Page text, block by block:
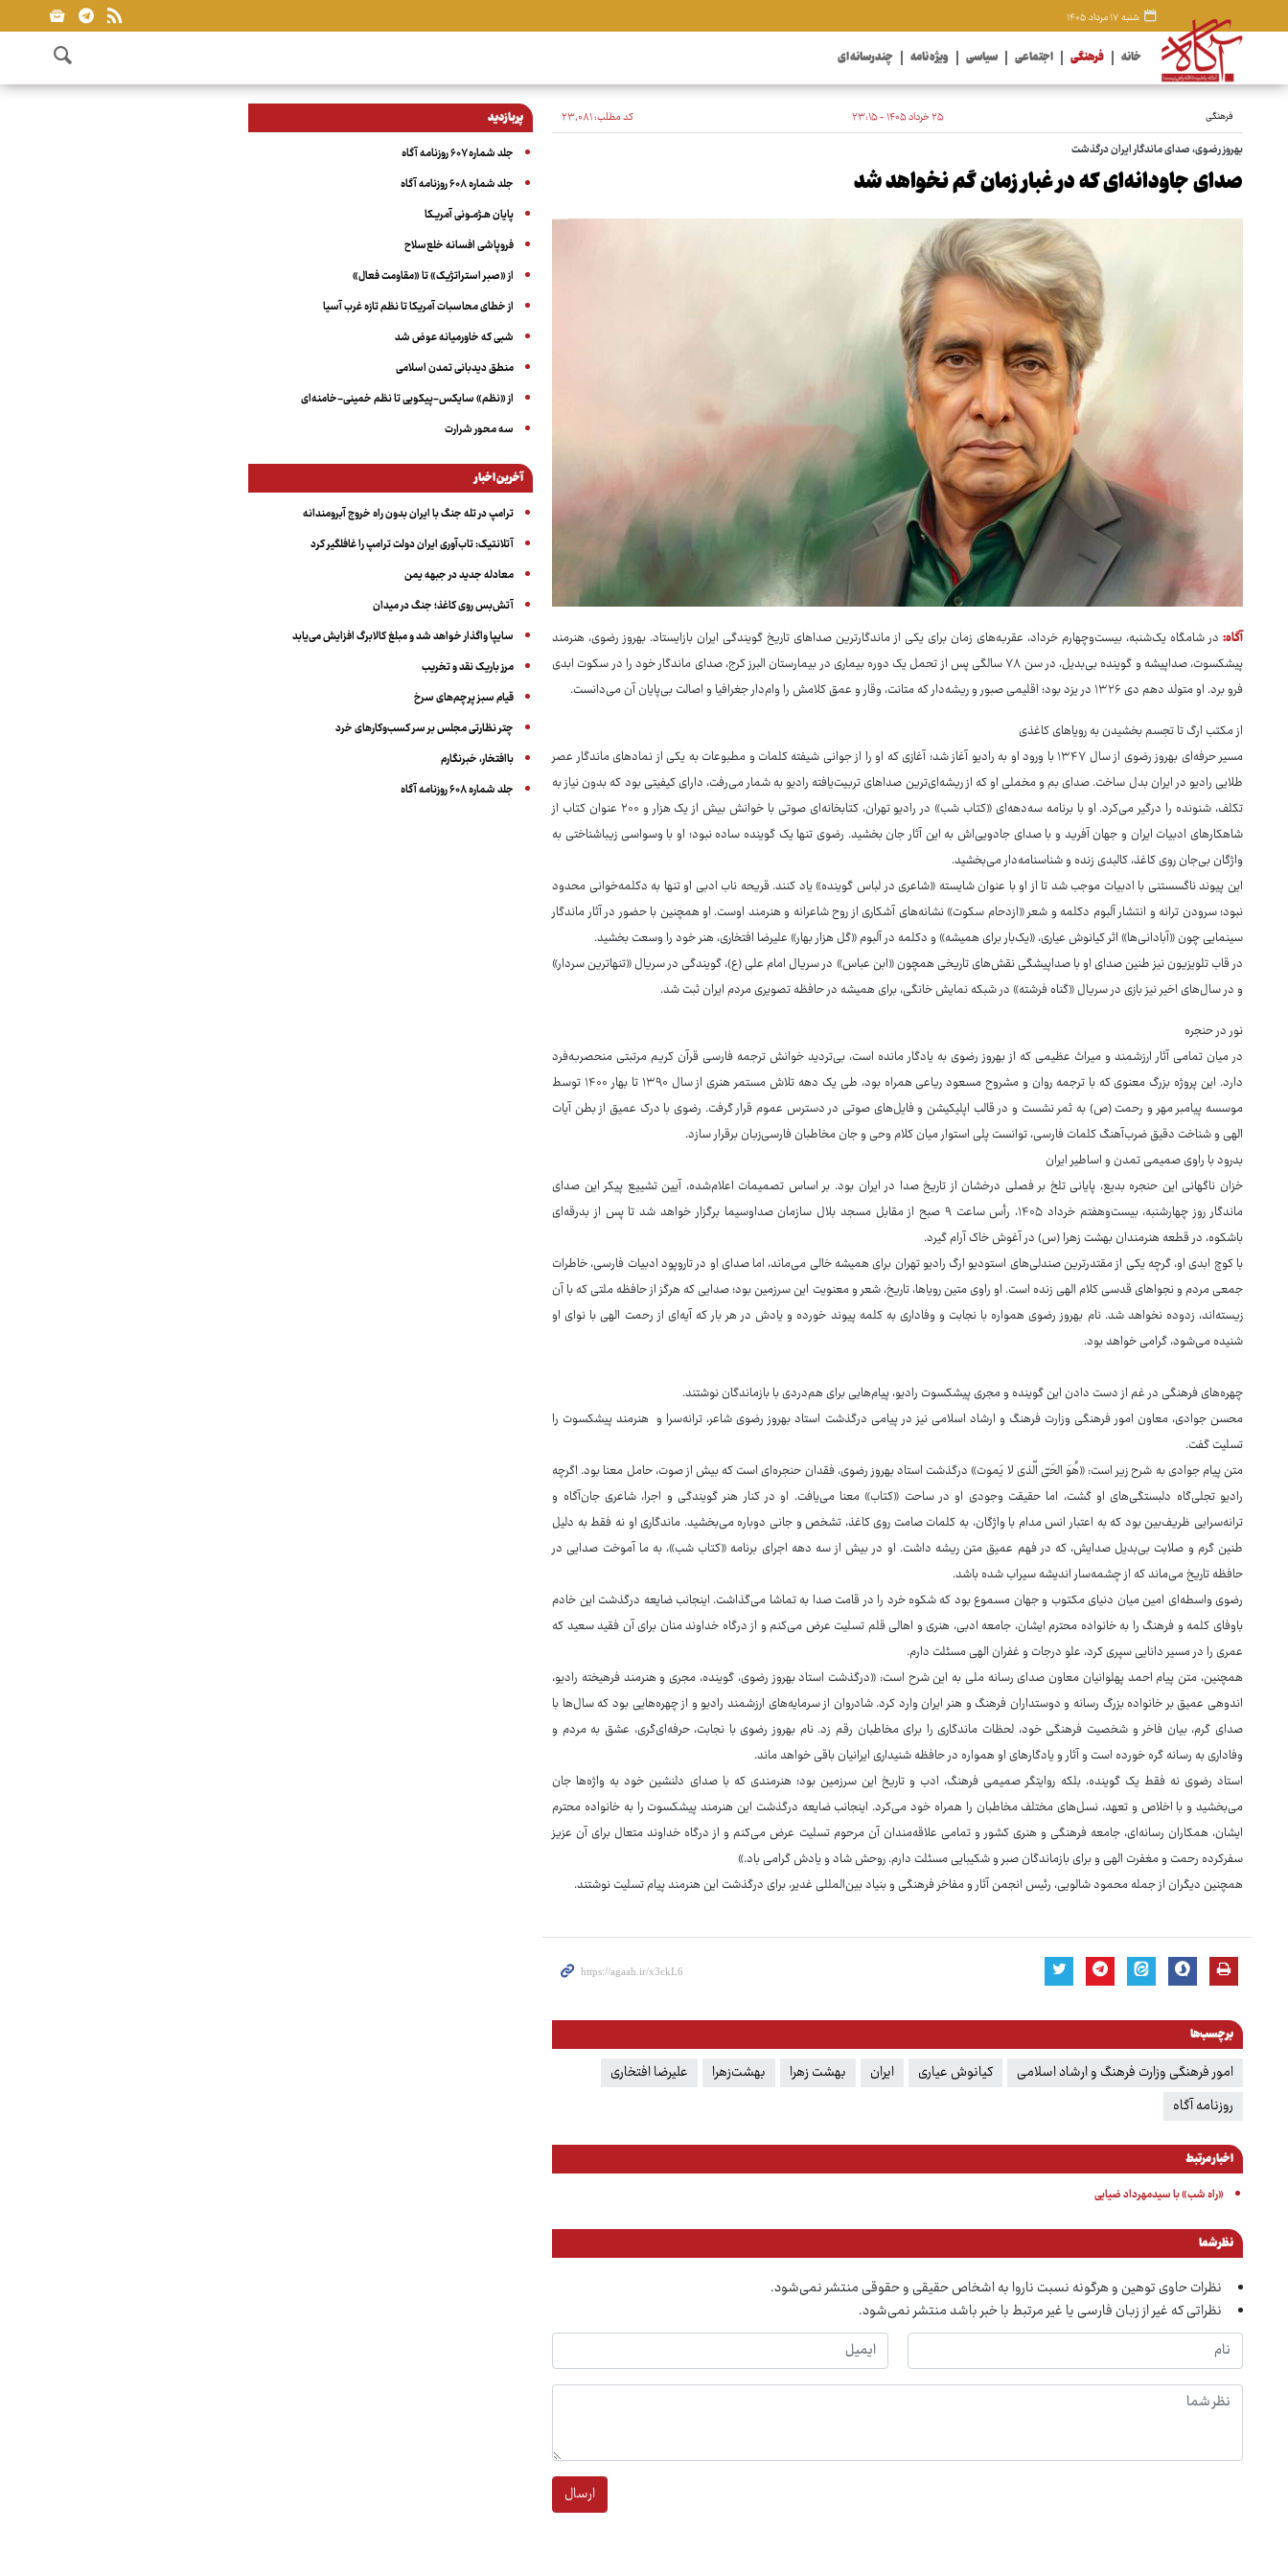
شنبه ۱۷ مرداد ۱۴۰۵
خانه فرهنگی اجتماعی سیاسی ویژه نامه چندرسانه ای
فرهنگی ۲۵ خرداد ۱۴۰۵ - ۲۳:۱۵ کد مطلب:۲۳٬۰۸۱
بهروز رضوی، صدای ماندگار ایران درگذشت
صدای جاودانه‌ای که در غبار زمان گم نخواهد شد
آگاه: در شامگاه یک‌شنبه، بیست‌وچهارم خرداد، عقربه‌های زمان برای یکی از ماندگارترین صداهای تاریخ گویندگی ایران بازایستاد. بهروز رضوی، هنرمند
پیشکسوت، صداپیشه و گوینده بی‌بدیل، در سن ۷۸ سالگی پس از تحمل یک دوره بیماری در بیمارستان البرز کرج، صدای ماندگار خود را در سکوت ابدی
فرو برد. او متولد دهم دی ۱۳۲۶ در یزد بود؛ اقلیمی صبور و ریشه‌دار که متانت، وقار و عمق کلامش را وام‌دار جغرافیا و اصالت بی‌پایان آن می‌دانست.
از مکتب ارگ تا تجسم بخشیدن به رویاهای کاغذی
مسیر حرفه‌ای بهروز رضوی از سال ۱۳۴۷ با ورود او به رادیو آغاز شد؛ آغازی که او را از جوانی شیفته کلمات و مطبوعات به یکی از نمادهای ماندگار عصر
طلایی رادیو در ایران بدل ساخت. صدای بم و مخملی او که از ریشه‌ای‌ترین صداهای تربیت‌یافته رادیو به شمار می‌رفت، دارای کیفیتی بود که بدون نیاز به
تکلف، شنونده را درگیر می‌کرد. او با برنامه سه‌دهه‌ای «کتاب شب» در رادیو تهران، کتابخانه‌ای صوتی با خوانش بیش از یک هزار و ۲۰۰ عنوان کتاب از
شاهکارهای ادبیات ایران و جهان آفرید و با صدای جادویی‌اش به این آثار جان بخشید. رضوی تنها یک گوینده ساده نبود؛ او با وسواسی زیباشناختی به
واژگان بی‌جان روی کاغذ، کالبدی زنده و شناسنامه‌دار می‌بخشید.
این پیوند ناگسستنی با ادبیات موجب شد تا از او با عنوان شایسته «شاعری در لباس گوینده» یاد کنند. قریحه ناب ادبی او تنها به دکلمه‌خوانی محدود
نبود؛ سرودن ترانه و انتشار آلبوم دکلمه و شعر «ازدحام سکوت» نشانه‌های آشکاری از روح شاعرانه و هنرمند اوست. او همچنین با حضور در آثار ماندگار
سینمایی چون «آبادانی‌ها» اثر کیانوش عیاری، «یک‌بار برای همیشه» و دکلمه در آلبوم «گل هزار بهار» علیرضا افتخاری، هنر خود را وسعت بخشید.
در قاب تلویزیون نیز طنین صدای او با صداپیشگی نقش‌های تاریخی همچون «ابن عباس» در سریال امام علی (ع)، گویندگی در سریال «تنهاترین سردار»
و در سال‌های اخیر نیز بازی در سریال «گناه فرشته» در شبکه نمایش خانگی، برای همیشه در حافظه تصویری مردم ایران ثبت شد.
نور در حنجره
در میان تمامی آثار ارزشمند و میراث عظیمی که از بهروز رضوی به یادگار مانده است، بی‌تردید خوانش ترجمه فارسی قرآن کریم مرتبتی منحصربه‌فرد
دارد. این پروژه بزرگ معنوی که با ترجمه روان و مشروح مسعود ریاعی همراه بود، طی یک دهه تلاش مستمر هنری از سال ۱۳۹۰ تا بهار ۱۴۰۰ توسط
موسسه پیامبر مهر و رحمت (ص) به ثمر نشست و در قالب اپلیکیشن و فایل‌های صوتی در دسترس عموم قرار گرفت. رضوی با درک عمیق از بطن آیات
الهی و شناخت دقیق ضرب‌آهنگ کلمات فارسی، توانست پلی استوار میان کلام وحی و جان مخاطبان فارسی‌زبان برقرار سازد.
بدرود با راوی صمیمی تمدن و اساطیر ایران
خزان ناگهانی این حنجره بدیع، پایانی تلخ بر فصلی درخشان از تاریخ صدا در ایران بود. بر اساس تصمیمات اعلام‌شده، آیین تشییع پیکر این صدای
ماندگار روز چهارشنبه، بیست‌وهفتم خرداد ۱۴۰۵، رأس ساعت ۹ صبح از مقابل مسجد بلال سازمان صداوسیما برگزار خواهد شد تا پس از بدرقه‌ای
باشکوه، در قطعه هنرمندان بهشت زهرا (س) در آغوش خاک آرام گیرد.
با کوچ ابدی او، گرچه یکی از مقتدرترین صندلی‌های استودیو ارگ رادیو تهران برای همیشه خالی می‌ماند، اما صدای او در تاروپود ادبیات فارسی، خاطرات
جمعی مردم و نجواهای قدسی کلام الهی زنده است. او راوی متین رویاها، تاریخ، شعر و معنویت این سرزمین بود؛ صدایی که هرگز از حافظه ملتی که با آن
زیسته‌اند، زدوده نخواهد شد. نام بهروز رضوی همواره با نجابت و وفاداری به کلمه پیوند خورده و یادش در هر بار که آیه‌ای از رحمت الهی با نوای او
شنیده می‌شود، گرامی خواهد بود.
چهره‌های فرهنگی در غم از دست دادن این گوینده و مجری پیشکسوت رادیو، پیام‌هایی برای هم‌دردی با بازماندگان نوشتند.
محسن جوادی، معاون امور فرهنگی وزارت فرهنگ و ارشاد اسلامی نیز در پیامی درگذشت استاد بهروز رضوی شاعر، ترانه‌سرا و هنرمند پیشکسوت را
تسلیت گفت.
متن پیام جوادی به شرح زیر است: «هُوَ الحَیّ الّذی لا یَموت» درگذشت استاد بهروز رضوی، فقدان حنجره‌ای است که بیش از صوت، حامل معنا بود. اگرچه
رادیو تجلی‌گاه دلبستگی‌های او گشت، اما حقیقت وجودی او در ساحت «کتاب» معنا می‌یافت. او در کنار هنر گویندگی و اجرا، شاعری جان‌آگاه و
ترانه‌سرایی ظریف‌بین بود که به اعتبار انس مدام با واژگان، به کلمات صامت روی کاغذ، تشخص و جانی دوباره می‌بخشید. ماندگاری او نه فقط به دلیل
طنین گرم و صلابت بی‌بدیل صدایش، که در فهم عمیق متن ریشه داشت. او در بیش از سه دهه اجرای برنامه «کتاب شب»، به ما آموخت صدایی در
حافظه تاریخ می‌ماند که از چشمه‌سار اندیشه سیراب شده باشد.
رضوی واسطه‌ای امین میان دنیای مکتوب و جهان مسموع بود که شکوه خرد را در قامت صدا به تماشا می‌گذاشت. اینجانب ضایعه درگذشت این خادم
باوفای کلمه و فرهنگ را به خانواده محترم ایشان، جامعه ادبی، هنری و اهالی قلم تسلیت عرض می‌کنم و از درگاه خداوند منان برای آن فقید سعید که
عمری را در مسیر دانایی سپری کرد، علو درجات و غفران الهی مسئلت دارم.
همچنین، متن پیام احمد پهلوانیان معاون صدای رسانه ملی به این شرح است: «درگذشت استاد بهروز رضوی، گوینده، مجری و هنرمند فرهیخته رادیو،
اندوهی عمیق بر خانواده بزرگ رسانه و دوستداران فرهنگ و هنر ایران وارد کرد. شادروان از سرمایه‌های ارزشمند رادیو و از چهره‌هایی بود که سال‌ها با
صدای گرم، بیان فاخر و شخصیت فرهنگی خود، لحظات ماندگاری را برای مخاطبان رقم زد. نام بهروز رضوی با نجابت، حرفه‌ای‌گری، عشق به مردم و
وفاداری به رسانه گره خورده است و آثار و یادگارهای او همواره در حافظه شنیداری ایرانیان باقی خواهد ماند.
استاد رضوی نه فقط یک گوینده، بلکه روایتگر صمیمی فرهنگ، ادب و تاریخ این سرزمین بود؛ هنرمندی که با صدای دلنشین خود به واژه‌ها جان
می‌بخشید و با اخلاص و تعهد، نسل‌های مختلف مخاطبان را همراه خود می‌کرد. اینجانب ضایعه درگذشت این هنرمند پیشکسوت را به خانواده محترم
ایشان، همکاران رسانه‌ای، جامعه فرهنگی و هنری کشور و تمامی علاقه‌مندان آن مرحوم تسلیت عرض می‌کنم و از درگاه خداوند متعال برای آن عزیز
سفرکرده رحمت و مغفرت الهی و برای بازماندگان صبر و شکیبایی مسئلت دارم. روحش شاد و یادش گرامی باد.»
همچنین دیگران از جمله محمود شالویی، رئیس انجمن آثار و مفاخر فرهنگی و بنیاد بین‌المللی غدیر، برای درگذشت این هنرمند پیام تسلیت نوشتند.
برچسب‌ها
امور فرهنگی وزارت فرهنگ و ارشاد اسلامی کیانوش عیاری ایران بهشت زهرا بهشت‌زهرا
علیرضا افتخاری
روزنامه آگاه
اخبار مرتبط
«راه شب» با سیدمهرداد ضیایی
نظر شما
نظرات حاوی توهین و هرگونه نسبت ناروا به اشخاص حقیقی و حقوقی منتشر نمی‌شود.
نظراتی که غیر از زبان فارسی یا غیر مرتبط با خبر باشد منتشر نمی‌شود.
ارسال
پربازدید
جلد شماره ۶۰۷ روزنامه آگاه
جلد شماره ۶۰۸ روزنامه آگاه
پایان هـژمـونی آمریـکا
فروپاشی افسانه خلع‌سلاح
از «صبر استراتژیک» تا «مقاومت فعال»
از خطای محاسبات آمریکا تا نظم تازه غرب آسیا
شبی که خاورمیانه عوض شد
منطق دیدبانی تمدن اسلامی
از «نظم» سایکس-پیکویی تا نظم خمینی-خامنه‌ای
سه‌ محور شرارت
آخرین اخبار
ترامپ در تله جنگ با ایران بدون راه خروج آبرومندانه
آتلانتیک: تاب‌آوری ایران دولت ترامپ را غافلگیر کرد
معادله جدید در جبهه یمن
آتش‌بس روی کاغذ؛ جنگ در میدان
سایپا واگذار خواهد شد و مبلغ کالابرگ افزایش می‌یابد
مرز باریک نقد و تخریب
قیام سبز پرچم‌های سرخ
چتر نظارتی مجلس بر سر کسب‌وکارهای خرد
باافتخار، خبرنگارم
جلد شماره ۶۰۸ روزنامه آگاه